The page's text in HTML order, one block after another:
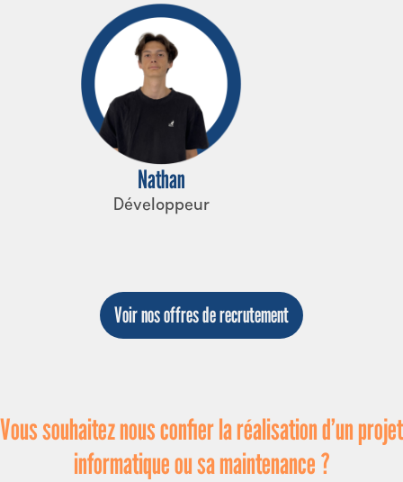
Nathan
Développeur
Voir nos offres de recrutement
Vous souhaitez nous confier la réalisation d’un projet
informatique ou sa maintenance ?